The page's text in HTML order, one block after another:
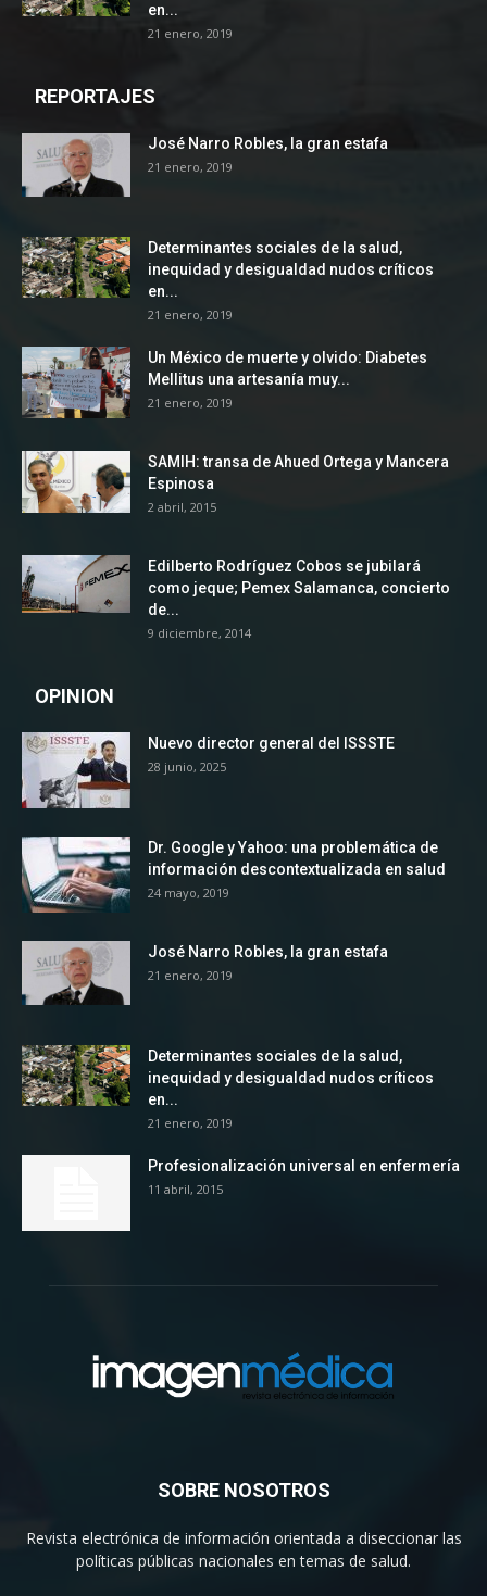
en...
21 enero, 2019
REPORTAJES
José Narro Robles, la gran estafa
21 enero, 2019
Determinantes sociales de la salud,
inequidad y desigualdad nudos críticos
en...
21 enero, 2019
Un México de muerte y olvido: Diabetes
Mellitus una artesanía muy...
21 enero, 2019
SAMIH: transa de Ahued Ortega y Mancera
Espinosa
2 abril, 2015
Edilberto Rodríguez Cobos se jubilará
como jeque; Pemex Salamanca, concierto
de...
9 diciembre, 2014
OPINION
Nuevo director general del ISSSTE
28 junio, 2025
Dr. Google y Yahoo: una problemática de
información descontextualizada en salud
24 mayo, 2019
José Narro Robles, la gran estafa
21 enero, 2019
Determinantes sociales de la salud,
inequidad y desigualdad nudos críticos
en...
21 enero, 2019
Profesionalización universal en enfermería
11 abril, 2015
SOBRE NOSOTROS
Revista electrónica de información orientada a diseccionar las
políticas públicas nacionales en temas de salud.